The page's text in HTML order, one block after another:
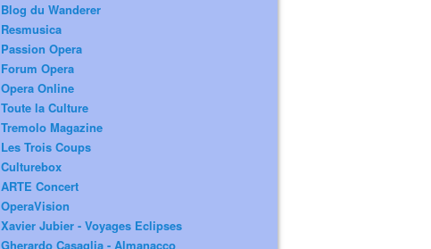
Blog du Wanderer
Resmusica
Passion Opera
Forum Opera
Opera Online
Toute la Culture
Tremolo Magazine
Les Trois Coups
Culturebox
ARTE Concert
OperaVision
Xavier Jubier - Voyages Eclipses
Gherardo Casaglia - Almanacco